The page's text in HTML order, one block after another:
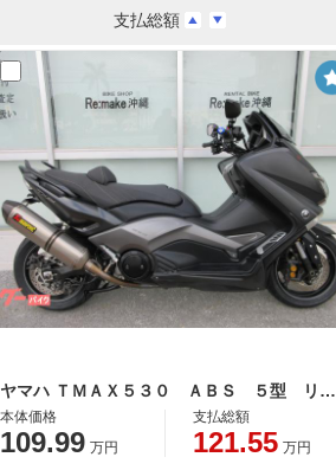
支払総額
ヤマハ ＴＭＡＸ５３０ ＡＢＳ ５型 リゾマハンドルライザー アクラポヴィッチマフラー フェンダーレス ショートスクリーン
本体価格
109.99 万円
支払総額
121.55 万円